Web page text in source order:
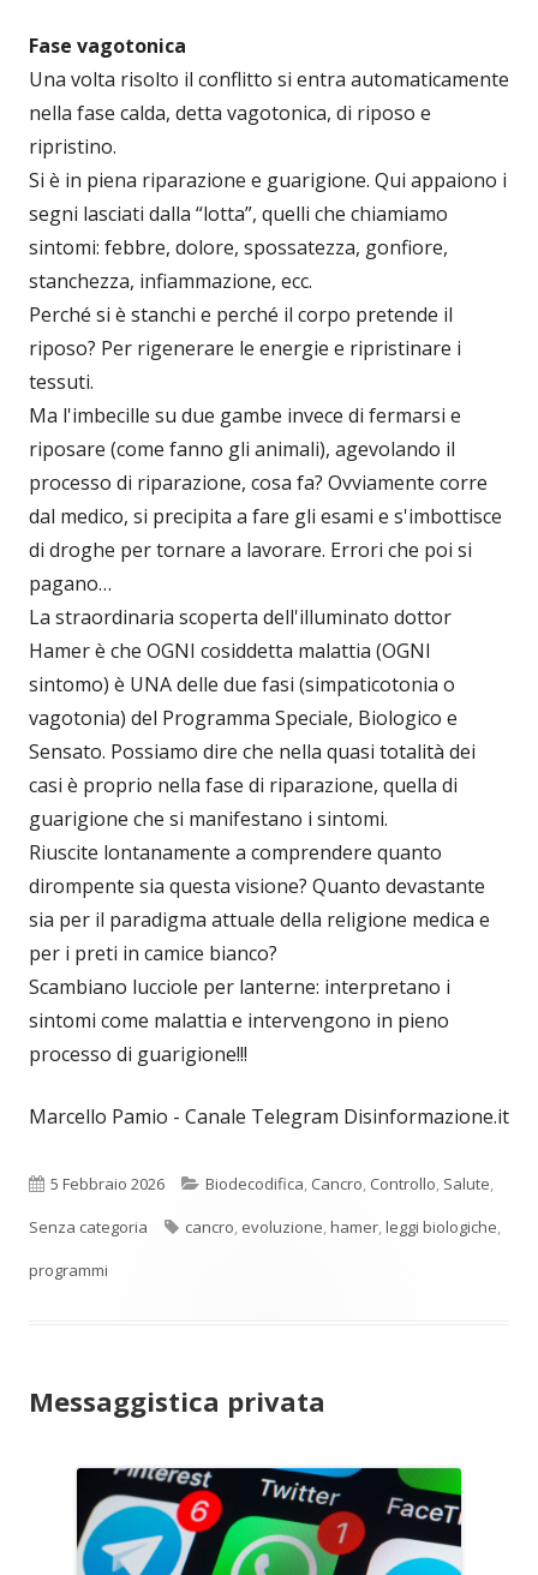
Fase vagotonica
Una volta risolto il conflitto si entra automaticamente
nella fase calda, detta vagotonica, di riposo e
ripristino.
Si è in piena riparazione e guarigione. Qui appaiono i
segni lasciati dalla “lotta”, quelli che chiamiamo
sintomi: febbre, dolore, spossatezza, gonfiore,
stanchezza, infiammazione, ecc.
Perché si è stanchi e perché il corpo pretende il
riposo? Per rigenerare le energie e ripristinare i
tessuti.
Ma l'imbecille su due gambe invece di fermarsi e
riposare (come fanno gli animali), agevolando il
processo di riparazione, cosa fa? Ovviamente corre
dal medico, si precipita a fare gli esami e s'imbottisce
di droghe per tornare a lavorare. Errori che poi si
pagano…
La straordinaria scoperta dell'illuminato dottor
Hamer è che OGNI cosiddetta malattia (OGNI
sintomo) è UNA delle due fasi (simpaticotonia o
vagotonia) del Programma Speciale, Biologico e
Sensato. Possiamo dire che nella quasi totalità dei
casi è proprio nella fase di riparazione, quella di
guarigione che si manifestano i sintomi.
Riuscite lontanamente a comprendere quanto
dirompente sia questa visione? Quanto devastante
sia per il paradigma attuale della religione medica e
per i preti in camice bianco?
Scambiano lucciole per lanterne: interpretano i
sintomi come malattia e intervengono in pieno
processo di guarigione!!!
Marcello Pamio - Canale Telegram Disinformazione.it
Pubblicato
5 Febbraio 2026 Categorie
Biodecodifica, Cancro, Controllo, Salute,
Senza categoria
Tag
cancro, evoluzione,hamer,leggi biologiche,
programmi
Messaggistica privata